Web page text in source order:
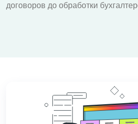
договоров до обработки